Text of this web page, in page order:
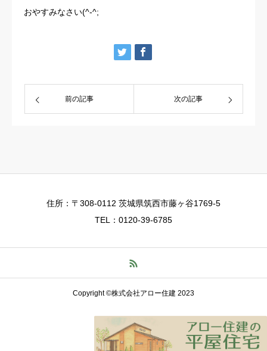
おやすみなさい(^-^;
前の記事 次の記事
住所：〒308-0112 茨城県筑西市藤ヶ谷1769-5
TEL：0120-39-6785
Copyright ©株式会社アロー住建 2023